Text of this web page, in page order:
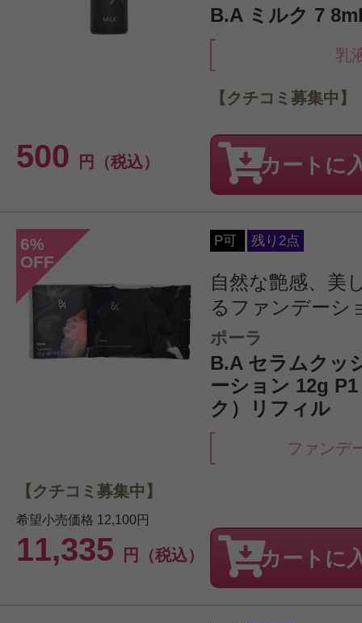
B.A ミルク 7
乳
500 円（税込）
【クチコミ募集中】
カートに
6%
OFF
P可 残り2点
自然な艶感、美
るファンデーシ
ポーラ
B.A セラムクッ
ーション 12g
ク）リフィル
ファンデ
希望小売価格 12,100円
11,335 円（税込）
【クチコミ募集中】
カートに